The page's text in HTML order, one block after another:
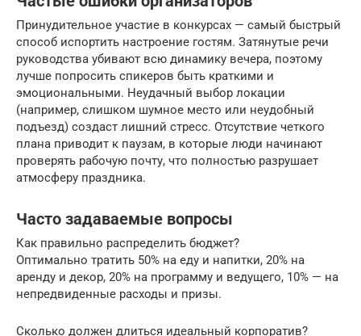
Принудительное участие в конкурсах — самый быстрый
способ испортить настроение гостям. Затянутые речи
руководства убивают всю динамику вечера, поэтому
лучше попросить спикеров быть краткими и
эмоциональными. Неудачный выбор локации
(например, слишком шумное место или неудобный
подъезд) создаст лишний стресс. Отсутствие четкого
плана приводит к паузам, в которые люди начинают
проверять рабочую почту, что полностью разрушает
атмосферу праздника.
Часто задаваемые вопросы
Как правильно распределить бюджет?
Оптимально тратить 50% на еду и напитки, 20% на
аренду и декор, 20% на программу и ведущего, 10% — на
непредвиденные расходы и призы.
Сколько должен длиться идеальный корпоратив?